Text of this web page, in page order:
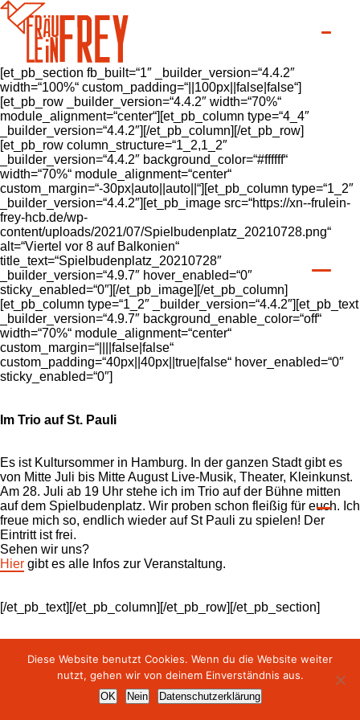
[et_pb_section fb_built=“1″ _builder_version=“4.4.2″
width=“100%“ custom_padding=“||100px||false|false“]
[et_pb_row _builder_version=“4.4.2″ width=“70%“
module_alignment=“center“][et_pb_column type=“4_4″
_builder_version=“4.4.2″][/et_pb_column][/et_pb_row]
[et_pb_row column_structure=“1_2,1_2″
_builder_version=“4.4.2″ background_color=“#ffffff“
width=“70%“ module_alignment=“center“
custom_margin=“-30px|auto||auto||“][et_pb_column type=“1_2″
_builder_version=“4.4.2″][et_pb_image src=“https://xn--frulein-
frey-hcb.de/wp-
content/uploads/2021/07/Spielbudenplatz_20210728.png“
alt=“Viertel vor 8 auf Balkonien“
title_text=“Spielbudenplatz_20210728″
_builder_version=“4.9.7″ hover_enabled=“0″
sticky_enabled=“0″][/et_pb_image][/et_pb_column]
[et_pb_column type=“1_2″ _builder_version=“4.4.2″][et_pb_text
_builder_version=“4.9.7″ background_enable_color=“off“
width=“70%“ module_alignment=“center“
custom_margin=“||||false|false“
custom_padding=“40px||40px||true|false“ hover_enabled=“0″
sticky_enabled=“0″]
Im Trio auf St. Pauli
Es ist Kultursommer in Hamburg. In der ganzen Stadt gibt es
von Mitte Juli bis Mitte August Live-Musik, Theater, Kleinkunst.
Am 28. Juli ab 19 Uhr stehe ich im Trio auf der Bühne mitten
auf dem Spielbudenplatz. Wir proben schon fleißig für euch. Ich
freue mich so, endlich wieder auf St Pauli zu spielen! Der
Eintritt ist frei.
Sehen wir uns?
Hier gibt es alle Infos zur Veranstaltung.
[/et_pb_text][/et_pb_column][/et_pb_row][/et_pb_section]
pressekontakt datenschutzimpressum
© fräulein frey | alle rechte vorbehalten
Diese Website benutzt Cookies. Wenn du die Website weiter
nutzt, gehen wir von deinem Einverständnis aus.
OK Nein Datenschutzerklärung